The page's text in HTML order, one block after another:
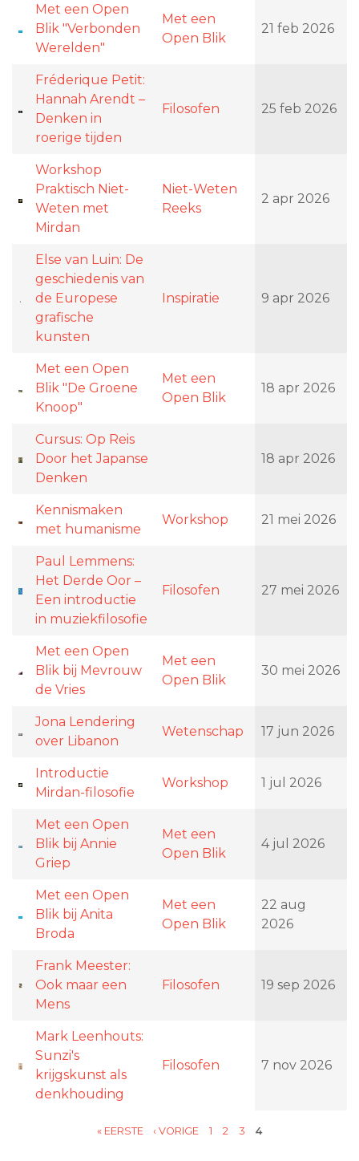
Met een Open
Blik "Verbonden
Werelden"
Met een
Open Blik
21 feb 2026
Fréderique Petit:
Hannah Arendt –
Denken in
roerige tijden
Filosofen 25 feb 2026
Workshop
Praktisch Niet-
Weten met
Mirdan
Niet-Weten
Reeks
2 apr 2026
Else van Luin: De
geschiedenis van
de Europese
grafische
kunsten
Inspiratie 9 apr 2026
Met een Open
Blik "De Groene
Knoop"
Met een
Open Blik
18 apr 2026
Cursus: Op Reis
Door het Japanse
Denken
18 apr 2026
Kennismaken
met humanisme
Workshop 21 mei 2026
Paul Lemmens:
Het Derde Oor –
Een introductie
in muziekfilosofie
Filosofen 27 mei 2026
Met een Open
Blik bij Mevrouw
de Vries
Met een
Open Blik
30 mei 2026
Jona Lendering
over Libanon
Wetenschap 17 jun 2026
Introductie
Mirdan-filosofie
Workshop 1 jul 2026
Met een Open
Blik bij Annie
Griep
Met een
Open Blik
4 jul 2026
Met een Open
Blik bij Anita
Broda
Met een
Open Blik
22 aug
2026
Frank Meester:
Ook maar een
Mens
Filosofen 19 sep 2026
Mark Leenhouts:
Sunzi's
krijgskunst als
denkhouding
Filosofen 7 nov 2026
« EERSTE ‹ VORIGE 1 2 3 4